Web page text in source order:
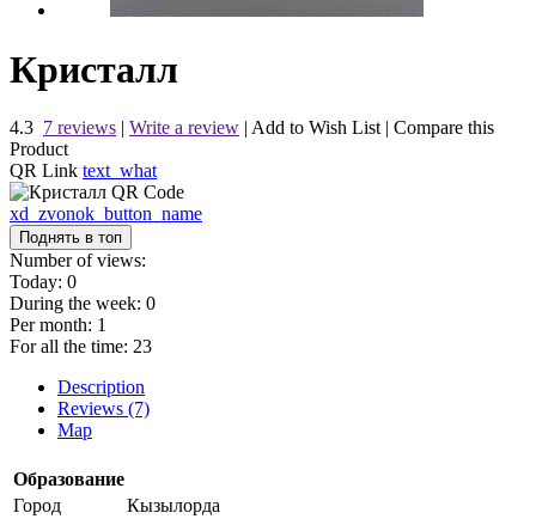
Кристалл
4.3 7 reviews | Write a review | Add to Wish List | Compare this
Product
QR Link text_what
xd_zvonok_button_name
Поднять в топ
Number of views:
Today: 0
During the week: 0
Per month: 1
For all the time: 23
Description
Reviews (7)
Map
Образование
Город
Кызылорда